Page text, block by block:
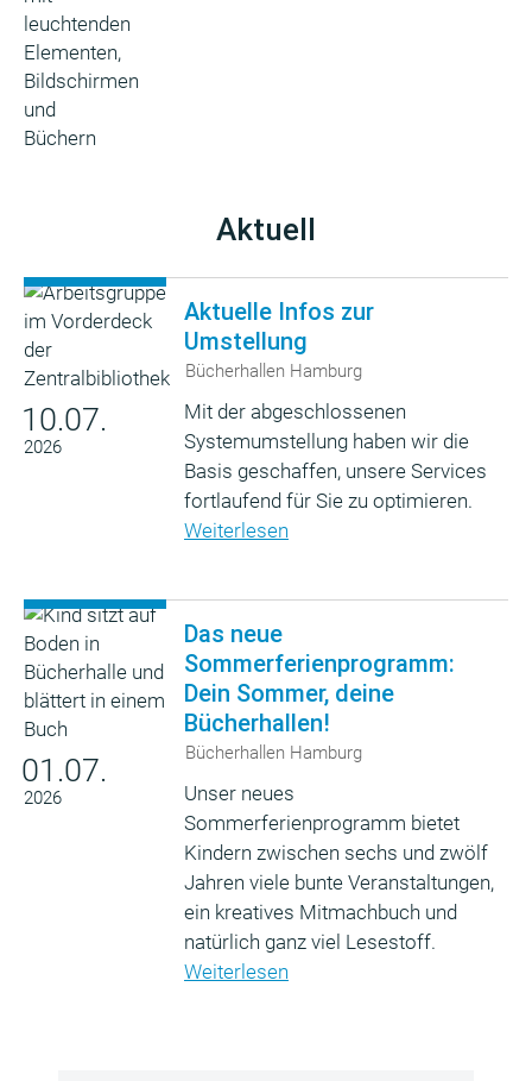
Aktuell
10.07.
2026
Aktuelle Infos zur
Umstellung
Bücherhallen Hamburg
Mit der abgeschlossenen
Systemumstellung haben wir die
Basis geschaffen, unsere Services
fortlaufend für Sie zu optimieren.
Weiterlesen
01.07.
2026
Das neue
Sommerferienprogramm:
Dein Sommer, deine
Bücherhallen!
Bücherhallen Hamburg
Unser neues
Sommerferienprogramm bietet
Kindern zwischen sechs und zwölf
Jahren viele bunte Veranstaltungen,
ein kreatives Mitmachbuch und
natürlich ganz viel Lesestoff.
Weiterlesen